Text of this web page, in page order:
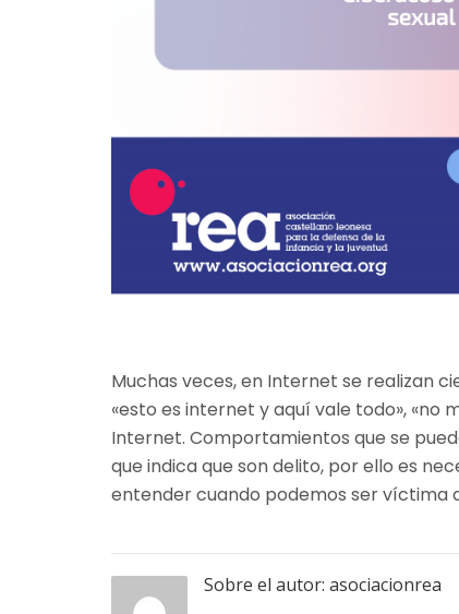
Muchas veces, en Internet se realizan
«esto es internet y aquí vale todo», «no
Internet. Comportamientos que se
que indica que son delito, por ello es
entender cuando podemos ser víctima
Sobre el autor: asociacionrea